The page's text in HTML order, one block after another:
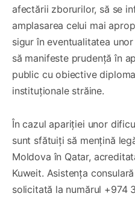
afectării zborurilor, să se
amplasarea celui mai
sigur în eventualitatea
să manifeste prudență în
public cu obiective
instituționale străine.
În cazul apariției unor
sunt sfătuiți să mențină
Moldova în Qatar,
Kuweit. Asistența
solicitată la numărul +974